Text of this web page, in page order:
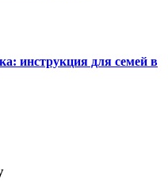
инструкция для семей в